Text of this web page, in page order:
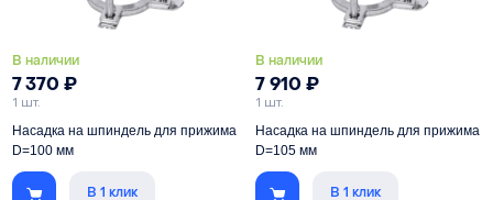
В наличии
7 370₽
1 шт.
Насадка на шпиндель для прижима
D=100 мм
Обеспечивает прижим листового
В 1 клик
В наличии
7 910 ₽
1 шт.
Насадка на шпиндель для прижима
D=105 мм
Обеспечивает прижим листового
В 1 клик